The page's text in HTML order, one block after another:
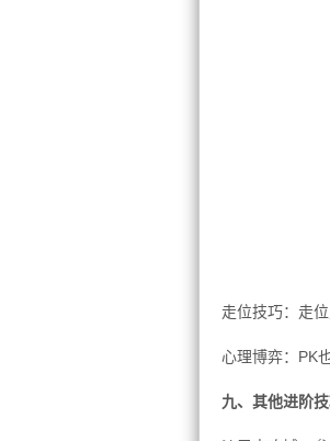
走位技巧：走
心理博弈：PK
九、其他进阶